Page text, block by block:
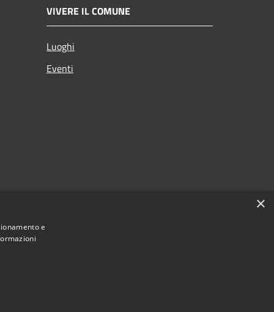
VIVERE IL COMUNE
Luoghi
Eventi
×
e